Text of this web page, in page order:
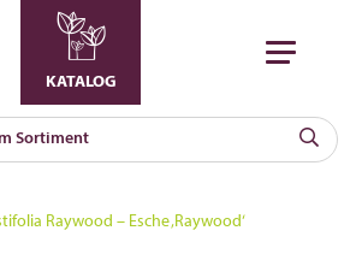
KATALOG
Raywood – Esche ‚Raywood‘